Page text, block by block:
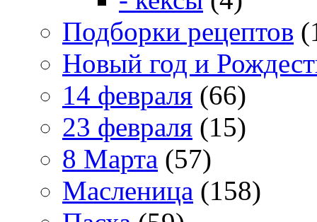
Подборки рецептов
Новый год и
14 февраля (66)
23 февраля (15)
8 Марта (57)
Масленица (158)